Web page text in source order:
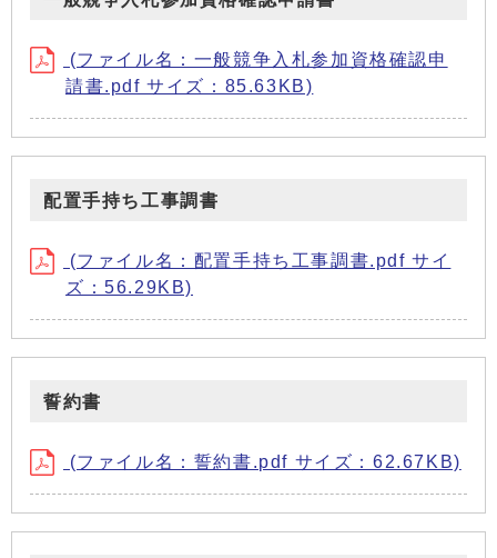
(ファイル名：一般競争入札参加資格確認申
請書.pdf サイズ：85.63KB)
配置手持ち工事調書
(ファイル名：配置手持ち工事調書.pdf サイ
ズ：56.29KB)
誓約書
(ファイル名：誓約書.pdf サイズ：62.67KB)